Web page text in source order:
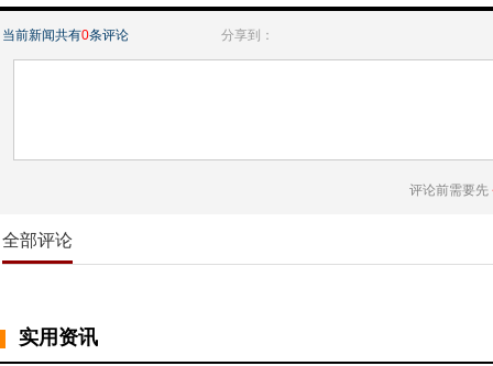
当前新闻共有0条评论 分享到：
评论前需要先
全部评论
实用资讯